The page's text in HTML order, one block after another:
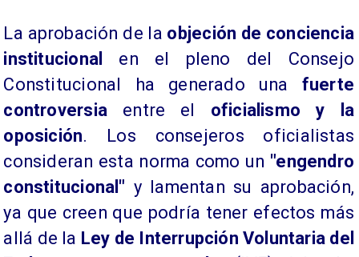
La aprobación de la objeción de conciencia
institucional en el pleno del Consejo
Constitucional ha generado una fuerte
controversiaentre el oficialismo y la
oposición. Los consejeros oficialistas
consideran esta norma como un "engendro
constitucional" y lamentan su aprobación,
ya que creen que podría tener efectos más
allá de la Ley de Interrupción Voluntaria del